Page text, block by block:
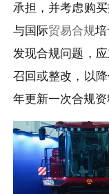
承担，并考虑购
与国际贸易合规
发现合规问题，
召回或整改，以
年更新一次合规资